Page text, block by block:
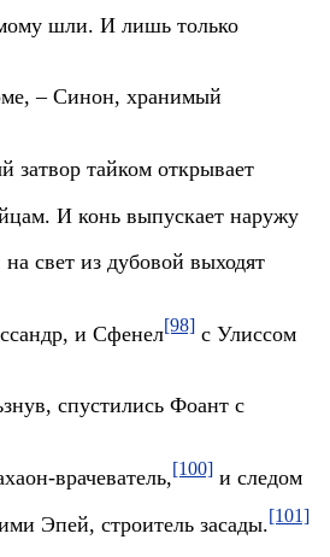
шли. И лишь только
– Синон, хранимый
затвор тайком открывает
И конь выпускает наружу
свет из дубовой выходят
и Сфенел[98] с Улиссом
спустились Фоант с
врачеватель,[100] и следом
Эпей, строитель засады.[101]